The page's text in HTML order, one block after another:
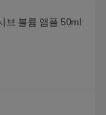
브 볼륨 앰플 50ml